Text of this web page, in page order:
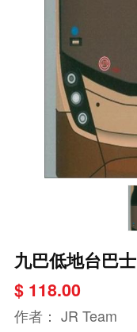
九巴低地台巴士
$ 118.00
作者： JR Team